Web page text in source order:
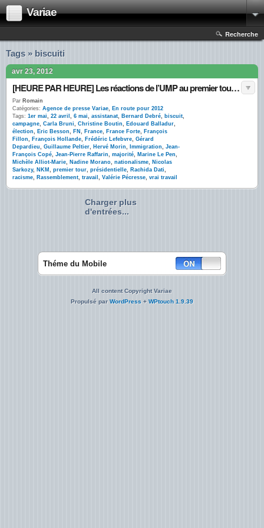
Variae
Recherche
Tags » biscuiti
avr 23, 2012
[HEURE PAR HEURE] Les réactions de l’UMP au premier tour sur Twitter
Par Romain
Catégories: Agence de presse Variae, En route pour 2012
Tags: 1er mai, 22 avril , 6 mai, assistanat, Bernard Debré, biscuit,
campagne, Carla Bruni, Christine Boutin, Edouard Balladur,
élection, Eric Besson, FN , France, France Forte, François
Fillon, François Hollande, Frédéric Lefebvre, Gérard
Depardieu, Guillaume Peltier, Hervé Morin, Immigration, Jean-
François Copé, Jean-Pierre Raffarin, majorité, Marine Le Pen,
Michèle Alliot-Marie, Nadine Morano, nationalisme, Nicolas
Sarkozy, NKM , premier tour, présidentielle, Rachida Dati,
racisme, Rassemblement, travail , Valérie Pécresse, vrai travail
Charger plus
d'entrées...
Théme du Mobile
All content Copyright Variae
Propulsé parWordPress + WPtouch 1.9.39